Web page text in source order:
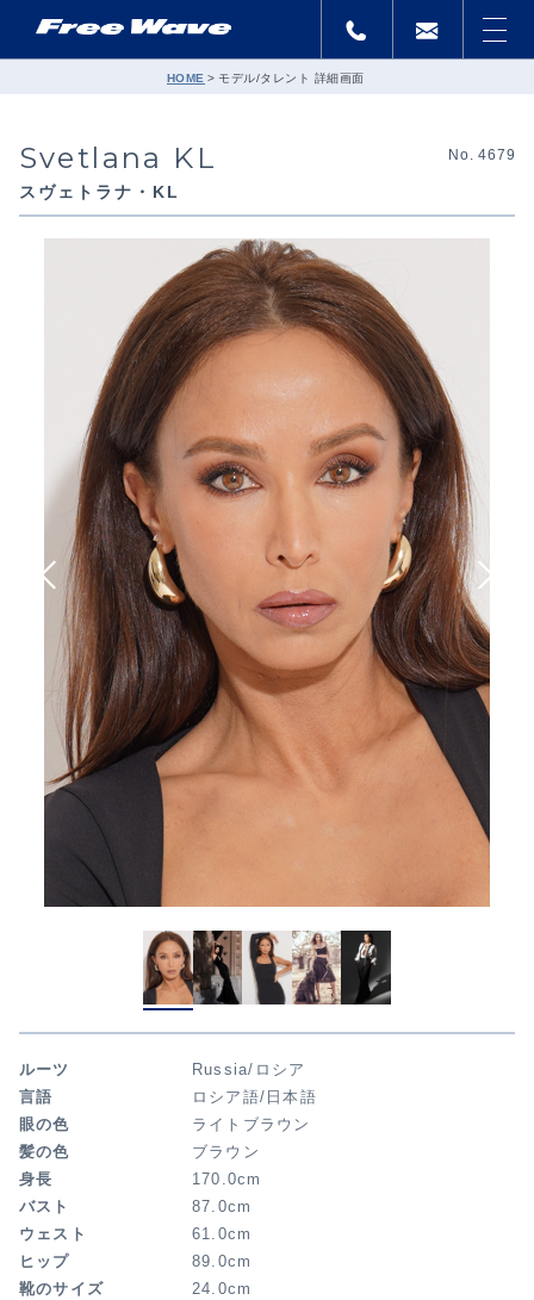
HOME モデル/タレント 詳細画面
Svetlana KL
スヴェトラナ・KL
No. 4679
ルーツ
Russia/ロシア
言語
ロシア語/日本語
眼の色
ライトブラウン
髪の色
ブラウン
身長
170.0cm
バスト
87.0cm
ウェスト
61.0cm
ヒップ
89.0cm
靴のサイズ
24.0cm